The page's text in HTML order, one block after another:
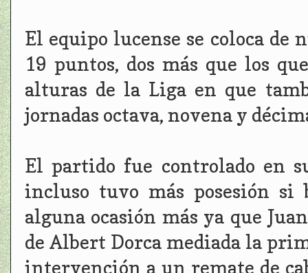
El equipo lucense se coloca de
19 puntos, dos más que los
alturas de la Liga en que
jornadas octava, novena y
El partido fue controlado en
incluso tuvo más posesión
alguna ocasión más ya que
de Albert Dorca mediada la
intervención a un remate de